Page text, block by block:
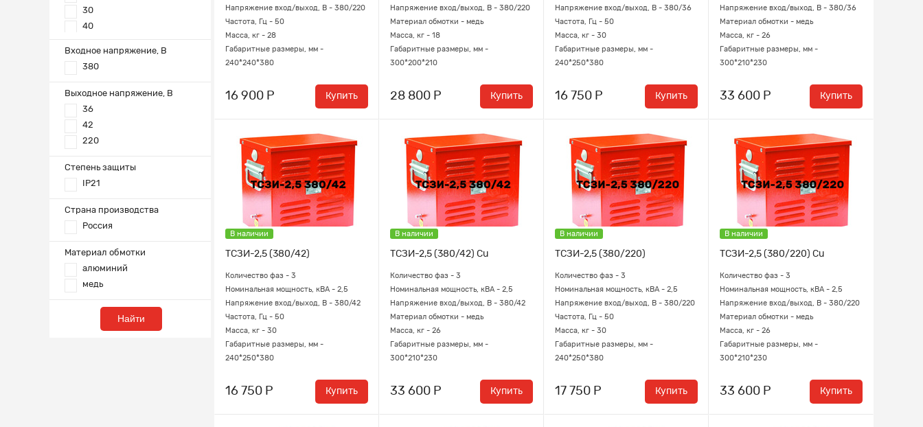
30
40
120
150
Входное напряжение, В
380
Выходное напряжение, В
36
42
220
Степень защиты
IP21
Страна производства
Россия
Материал обмотки
алюминий
медь
Найти
Напряжение вход/выход, В - 380/220
Частота, Гц - 50
Масса, кг - 28
Габаритные размеры, мм -
240*240*380
16 900 Р Купить
Напряжение вход/выход, В - 380/220
Материал обмотки - медь
Масса, кг - 18
Габаритные размеры, мм -
300*200*210
28 800 Р Купить
Напряжение вход/выход, В - 380/36
Частота, Гц - 50
Масса, кг - 30
Габаритные размеры, мм -
240*250*380
16 750 Р Купить
Напряжение вход/выход, В - 380/36
Материал обмотки - медь
Масса, кг - 26
Габаритные размеры, мм -
300*210*230
33 600 Р Купить
В наличии
ТСЗИ-2,5 (380/42)
Количество фаз - 3
Номинальная мощность, кВА - 2,5
Напряжение вход/выход, В - 380/42
Частота, Гц - 50
Масса, кг - 30
Габаритные размеры, мм -
240*250*380
16 750 Р Купить
В наличии
ТСЗИ-2,5 (380/42) Cu
Количество фаз - 3
Номинальная мощность, кВА - 2,5
Напряжение вход/выход, В - 380/42
Материал обмотки - медь
Масса, кг - 26
Габаритные размеры, мм -
300*210*230
33 600 Р Купить
В наличии
ТСЗИ-2,5 (380/220)
Количество фаз - 3
Номинальная мощность, кВА - 2,5
Напряжение вход/выход, В - 380/220
Частота, Гц - 50
Масса, кг - 30
Габаритные размеры, мм -
240*250*380
17 750 Р Купить
В наличии
ТСЗИ-2,5 (380/220) Cu
Количество фаз - 3
Номинальная мощность, кВА - 2,5
Напряжение вход/выход, В - 380/220
Материал обмотки - медь
Масса, кг - 26
Габаритные размеры, мм -
300*210*230
33 600 Р Купить